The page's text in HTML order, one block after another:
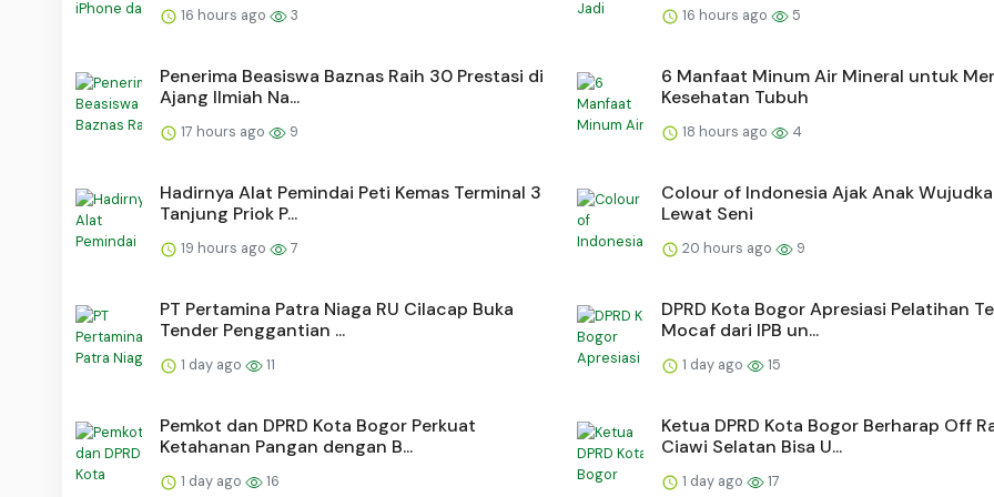
16 hours ago 3 16 hours ago 5
Penerima Beasiswa Baznas Raih 30 Prestasi di
Ajang Ilmiah Na...
17 hours ago 9
6 Manfaat Minum Air Mineral untuk
Kesehatan Tubuh
18 hours ago 4
Hadirnya Alat Pemindai Peti Kemas Terminal 3
Tanjung Priok P...
19 hours ago 7
Colour of Indonesia Ajak Anak
Lewat Seni
20 hours ago 9
PT Pertamina Patra Niaga RU Cilacap Buka
Tender Penggantian ...
1 day ago 11
DPRD Kota Bogor Apresiasi Pelatihan
Mocaf dari IPB un...
1 day ago 15
Pemkot dan DPRD Kota Bogor Perkuat
Ketahanan Pangan dengan B...
1 day ago 16
Ketua DPRD Kota Bogor Berharap Off
Ciawi Selatan Bisa U...
1 day ago 17